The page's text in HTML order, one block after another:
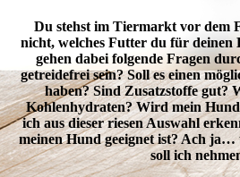
Du stehst im Tiermarkt vor dem
nicht, welches Futter du für deinen
gehen dabei folgende Fragen
getreidefrei sein? Soll es einen
haben? Sind Zusatzstoffe gut?
Kohlenhydraten? Wird mein Hund
ich aus dieser riesen Auswahl
meinen Hund geeignet ist? Ach ja…
soll ich